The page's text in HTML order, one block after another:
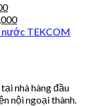
nước TEKCOM
nhà hàng đầu
nội ngoại thành.